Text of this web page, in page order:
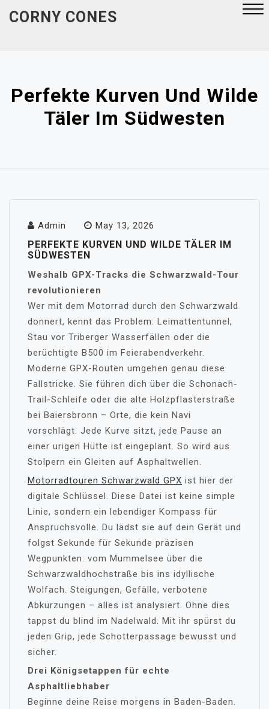
CORNY CONES
Perfekte Kurven Und Wilde
Täler Im Südwesten
Admin May 13, 2026
PERFEKTE KURVEN UND WILDE TÄLER IM
SÜDWESTEN
Weshalb GPX-Tracks die Schwarzwald-Tour
revolutionieren
Wer mit dem Motorrad durch den Schwarzwald
donnert, kennt das Problem: Leimattentunnel,
Stau vor Triberger Wasserfällen oder die
berüchtigte B500 im Feierabendverkehr.
Moderne GPX-Routen umgehen genau diese
Fallstricke. Sie führen dich über die Schonach-
Trail-Schleife oder die alte Holzpflasterstraße
bei Baiersbronn – Orte, die kein Navi
vorschlägt. Jede Kurve sitzt, jede Pause an
einer urigen Hütte ist eingeplant. So wird aus
Stolpern ein Gleiten auf Asphaltwellen.
Motorradtouren Schwarzwald GPX ist hier der
digitale Schlüssel. Diese Datei ist keine simple
Linie, sondern ein lebendiger Kompass für
Anspruchsvolle. Du lädst sie auf dein Gerät und
folgst Sekunde für Sekunde präzisen
Wegpunkten: vom Mummelsee über die
Schwarzwaldhochstraße bis ins idyllische
Wolfach. Steigungen, Gefälle, verbotene
Abkürzungen – alles ist analysiert. Ohne dies
tappst du blind im Nadelwald. Mit ihr spürst du
jeden Grip, jede Schotterpassage bewusst und
sicher.
Drei Königsetappen für echte
Asphaltliebhaber
Beginne deine Reise morgens in Baden-Baden.